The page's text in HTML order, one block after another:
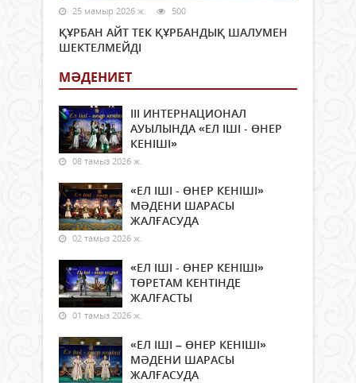
25 мамыр 2026 ж. 500
ҚҰРБАН АЙТ ТЕК ҚҰРБАНДЫҚ ШАЛУМЕН
ШЕКТЕЛМЕЙДІ
МӘДЕНИЕТ
ІІІ ИНТЕРНАЦИОНАЛ
АУЫЛЫНДА «ЕЛ ІШІ - ӨНЕР
КЕНІШІ»
08 тамыз 2026 ж.
«ЕЛ ІШІ - ӨНЕР КЕНІШІ»
МӘДЕНИ ШАРАСЫ
ЖАЛҒАСУДА
02 тамыз 2026 ж.
«ЕЛ ІШІ - ӨНЕР КЕНІШІ»
ТӨРЕТАМ КЕНТІНДЕ
ЖАЛҒАСТЫ
01 тамыз 2026 ж.
«ЕЛ ІШІ – ӨНЕР КЕНІШІ»
МӘДЕНИ ШАРАСЫ
ЖАЛҒАСУДА